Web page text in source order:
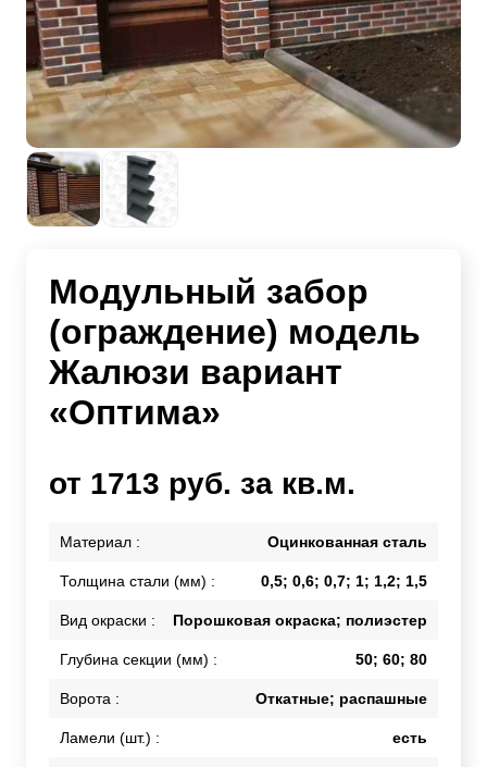
Модульный забор
(ограждение) модель
Жалюзи вариант
«Оптима»
от 1713 руб. за кв.м.
Материал : Оцинкованная сталь
Толщина стали (мм) : 0,5; 0,6; 0,7; 1; 1,2; 1,5
Вид окраски : Порошковая окраска; полиэстер
Глубина секции (мм) : 50; 60; 80
Ворота : Откатные; распашные
Ламели (шт.) : есть